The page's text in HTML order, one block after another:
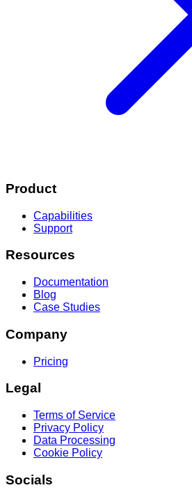
Product
Capabilities
Support
Resources
Documentation
Blog
Case Studies
Company
Pricing
Legal
Terms of Service
Privacy Policy
Data Processing
Cookie Policy
Socials